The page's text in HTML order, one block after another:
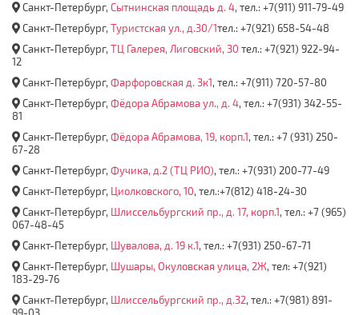
Санкт-Петербург, Cытнинская площадь д. 4, тел.: +7(911) 911-79-49
Санкт-Петербург, Туристская ул., д.30/1тел.: +7(921) 658-54-48
Санкт-Петербург, ТЦ Галерея, Лиговский, 30 тел.: +7(921) 922-94-
12
Санкт-Петербург, Фарфоровская д. 3к1, тел.: +7(911) 720-57-80
Санкт-Петербург, Фёдора Абрамова ул., д. 4, тел.: +7(931) 342-55-
81
Санкт-Петербург, Фёдора Абрамова, 19, корп.1, тел.: +7 (931) 250-
67-28
Санкт-Петербург, Фучика, д.2 (ТЦ РИО), тел.: +7(931) 200-77-49
Санкт-Петербург, Циолковского, 10, тел.:+7(812) 418-24-30
Санкт-Петербург, Шлиссельбургский пр., д. 17, корп.1, тел.: +7 (965)
067-48-45
Санкт-Петербург, Шувалова, д. 19 к.1, тел.: +7(931) 250-67-71
Санкт-Петербург, Шушары, Окуловская улица, 2Ж, тел: +7(921)
183-29-76
Санкт-Петербург, Шлиссельбургский пр., д.32, тел.: +7(981) 891-